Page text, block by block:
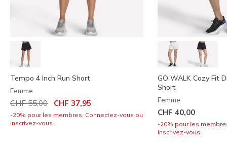
Tempo 4 Inch Run Short
Femme
Prix réduit de
CHF 55,00 CHF 37,95
-20% pour les membres. Connectez-vous ou
inscrivez-vous.
GO WALK Cozy Fit
Short
Femme
CHF 40,00
-20% pour les
inscrivez-vous.